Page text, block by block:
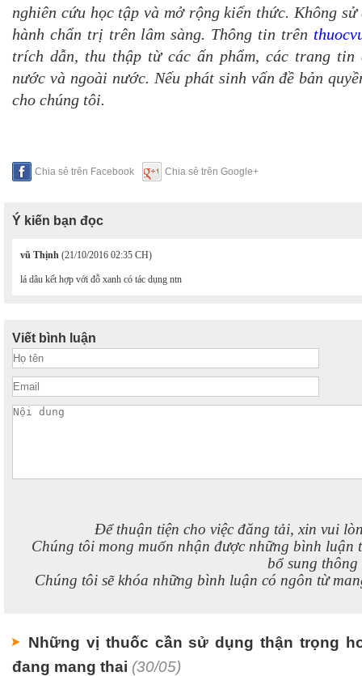
nghiên cứu học tập và mở rộng kiến thức. Không
hành chẩn trị trên lâm sàng. Thông tin trên
trích dẫn, thu thập từ các ấn phẩm, các trang
nước và ngoài nước. Nếu phát sinh vấn đề bản
cho chúng tôi.
Chia sẻ trên Facebook Chia sẻ trên Google+
Ý kiến bạn đọc
vũ Thịnh (21/10/2016 02:35 CH)
lá dâu kết hợp với đỗ xanh có tác dụng ntn
Viết bình luận
Để thuận tiện cho việc đăng tải, xin vui
Chúng tôi mong muốn nhận được những bình luận
bổ sung
Chúng tôi sẽ khóa những bình luận có ngôn từ
Những vị thuốc cần sử dụng thận trọng
đang mang thai (30/05)